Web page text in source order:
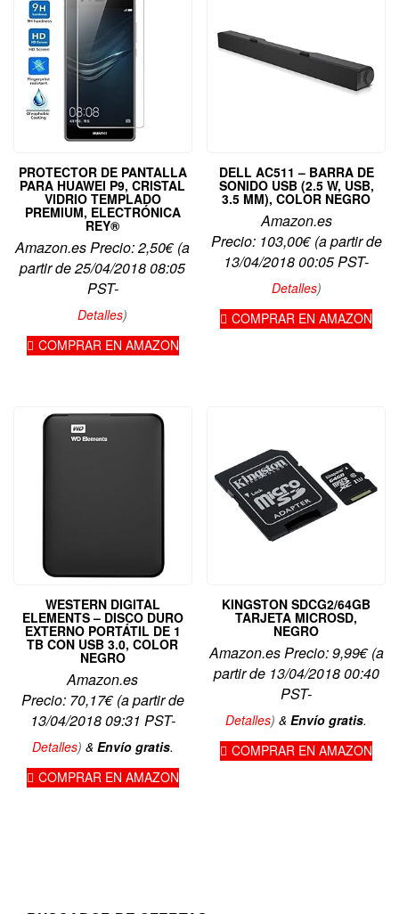
PROTECTOR DE PANTALLA
PARA HUAWEI P9, CRISTAL
VIDRIO TEMPLADO
PREMIUM, ELECTRÓNICA
REY®
Amazon.es Precio:2,50€(a
partir de 25/04/2018 08:05
PST-
Detalles)
COMPRAR EN AMAZON
DELL AC511 – BARRA DE
SONIDO USB (2.5 W, USB,
3.5 MM), COLOR NEGRO
Amazon.es
Precio: 103,00€(a partir de
13/04/2018 00:05 PST-
Detalles)
COMPRAR EN AMAZON
WESTERN DIGITAL
ELEMENTS – DISCO DURO
EXTERNO PORTÁTIL DE 1
TB CON USB 3.0, COLOR
NEGRO
Amazon.es
Precio: 70,17€(a partir de
13/04/2018 09:31 PST-
Detalles) & Envío gratis.
COMPRAR EN AMAZON
KINGSTON SDCG2/64GB
TARJETA MICROSD,
NEGRO
Amazon.es Precio:9,99€(a
partir de 13/04/2018 00:40
PST-
Detalles)&Envío gratis.
COMPRAR EN AMAZON